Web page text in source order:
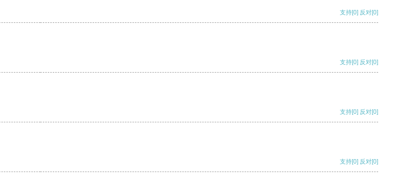
支持[0] 反对[0]
支持[0] 反对[0]
支持[0] 反对[0]
支持[0] 反对[0]